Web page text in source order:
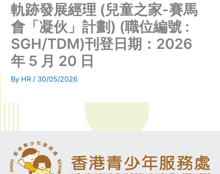
軌跡發展經理 (兒童之家-賽馬
會「凝伙」計劃) (職位編號 :
SGH/TDM)刊登日期：2026
年 5 月 20 日
By HR/ 30/05/2026